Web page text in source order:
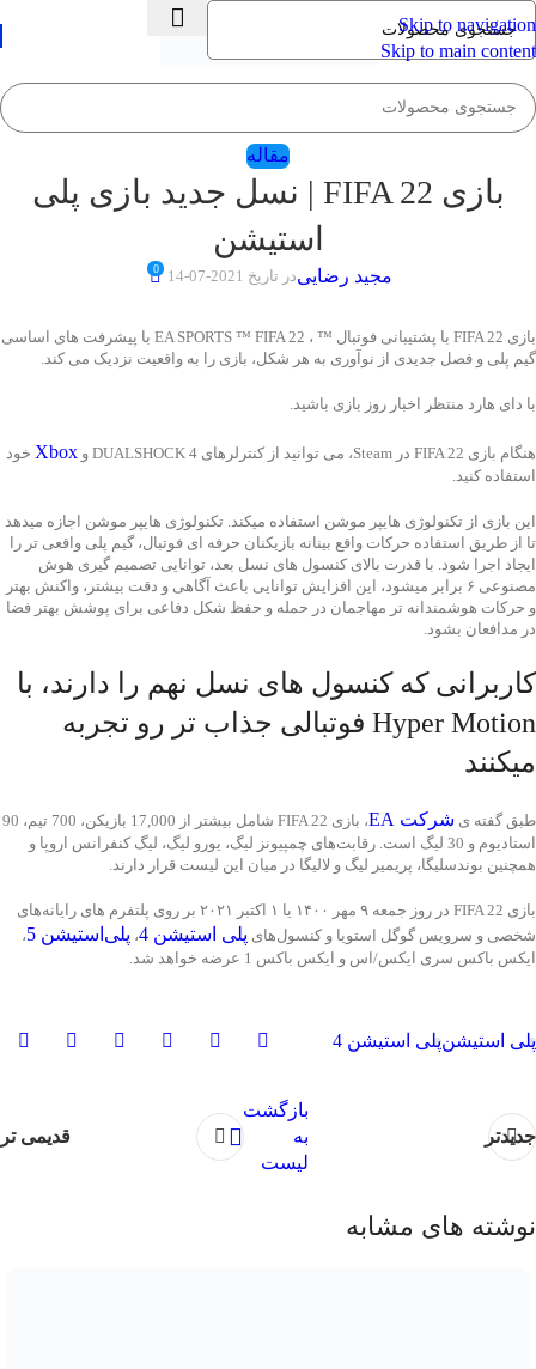
Skip to navigation
Skip to main content
برچسب و اسکین کنسول ها بروز شد . . . اینجا کیک کن !
مقاله
بازی FIFA 22 | نسل جدید بازی پلی
استیشن
مجید رضایی در تاریخ 2021-07-14 0
بازی FIFA 22 با پشتیبانی فوتبال ™ ، EA SPORTS ™ FIFA 22 با پیشرفت های اساسی
گیم پلی و فصل جدیدی از نوآوری به هر شکل، بازی را به واقعیت نزدیک می کند.
با دای هارد منتظر اخبار روز بازی باشید.
هنگام بازی FIFA 22 در Steam، می توانید از کنترلرهای DUALSHOCK 4 و Xboxخود
استفاده کنید.
این بازی از تکنولوژی هایپر موشن استفاده میکند. تکنولوژی هایپر موشن اجازه‌ میدهد
تا از طریق استفاده حرکات واقع بینانه بازیکنان حرفه ای فوتبال، گیم پلی واقعی تر را
ایجاد اجرا شود. با قدرت بالای کنسول های نسل بعد، توانایی تصمیم گیری هوش
مصنوعی ۶ برابر میشود، این افزایش توانایی باعث آگاهی و دقت بیشتر، واکنش بهتر
و حرکات هوشمندانه تر مهاجمان در حمله و حفظ شکل دفاعی برای پوشش بهتر فضا
در مدافعان بشود.
کاربرانی که کنسول های نسل نهم را دارند، با
Hyper Motion فوتبالی جذاب تر رو تجربه
میکنند
طبق گفته ی شرکت EA
استادیوم و 30 لیگ است. رقابت‌های چمپیونز لیگ، یورو لیگ، لیگ کنفرانس اروپا و
همچنین بوندسلیگا، پریمیر لیگ و لالیگا در میان این لیست قرار دارند.
شخصی و سرویس گوگل استویا و کنسول‌هایپلی استیشن 4 ،پلی‌استیشن 5 ، ایکس
باکس سری ایکس/اس و ایکس باکس 1 عرضه خواهد شد.
جدیدتر
نوشته های مشابه